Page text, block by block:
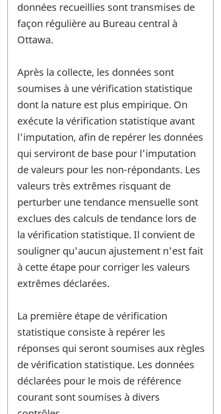
données recueillies sont transmises de
façon régulière au Bureau central à
Ottawa.
Après la collecte, les données sont
soumises à une vérification statistique
dont la nature est plus empirique. On
exécute la vérification statistique avant
l'imputation, afin de repérer les données
qui serviront de base pour l'imputation
de valeurs pour les non-répondants. Les
valeurs très extrêmes risquant de
perturber une tendance mensuelle sont
exclues des calculs de tendance lors de
la vérification statistique. Il convient de
souligner qu'aucun ajustement n'est fait
à cette étape pour corriger les valeurs
extrêmes déclarées.
La première étape de vérification
statistique consiste à repérer les
réponses qui seront soumises aux règles
de vérification statistique. Les données
déclarées pour le mois de référence
courant sont soumises à divers